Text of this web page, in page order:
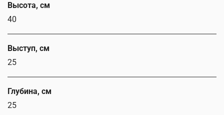
Высота, см
40
Выступ, см
25
Глубина, см
25